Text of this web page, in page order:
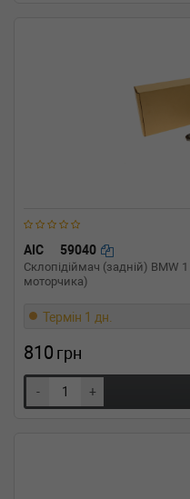
AIC 59040
Склопідіймач (задній) BMW
моторчика)
Термін 1 дн.
810 грн
- +